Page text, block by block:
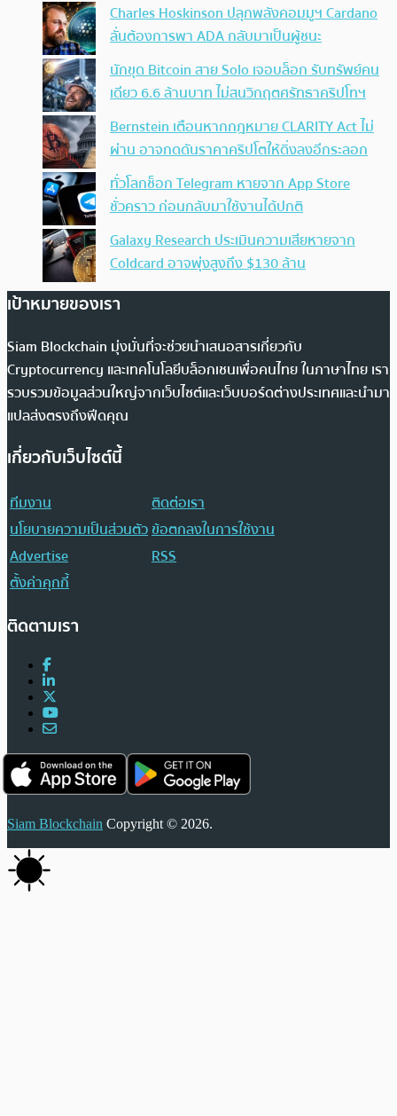
Charles Hoskinson ปลุกพลังคอมมูฯ Cardano
ลั่นต้องการพา ADA กลับมาเป็นผู้ชนะ
นักขุด Bitcoin สาย Solo เจอบล็อก รับทรัพย์คน
เดียว 6.6 ล้านบาท ไม่สนวิกฤตศรัทธาคริปโทฯ
Bernstein เตือนหากกฎหมาย CLARITY Act ไม่
ผ่าน อาจกดดันราคาคริปโตให้ดิ่งลงอีกระลอก
ทั่วโลกช็อก Telegram หายจาก App Store
ชั่วคราว ก่อนกลับมาใช้งานได้ปกติ
Galaxy Research ประเมินความเสียหายจาก
Coldcard อาจพุ่งสูงถึง $130 ล้าน
เป้าหมายของเรา
Siam Blockchain มุ่งมั่นที่จะช่วยนำเสนอสารเกี่ยวกับ
Cryptocurrency และเทคโนโลยีบล็อกเชนเพื่อคนไทย ในภาษาไทย เรา
รวบรวมข้อมูลส่วนใหญ่จากเว็บไซต์และเว็บบอร์ดต่างประเทศและนำมา
แปลส่งตรงถึงฟีดคุณ
เกี่ยวกับเว็บไซต์นี้
ทีมงาน
ติดต่อเรา
นโยบายความเป็นส่วนตัวข้อตกลงในการใช้งาน
Advertise
RSS
ตั้งค่าคุกกี้
ติดตามเรา
Siam Blockchain Copyright © 2026.